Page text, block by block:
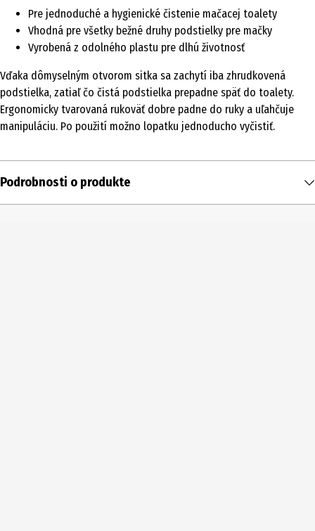
Pre jednoduché a hygienické čistenie mačacej toalety
Vhodná pre všetky bežné druhy podstielky pre mačky
Vyrobená z odolného plastu pre dlhú životnosť
Vďaka dômyselným otvorom sitka sa zachytí iba zhrudkovená
podstielka, zatiaľ čo čistá podstielka prepadne späť do toalety.
Ergonomicky tvarovaná rukoväť dobre padne do ruky a uľahčuje
manipuláciu. Po použití možno lopatku jednoducho vyčistiť.
Podrobnosti o produkte